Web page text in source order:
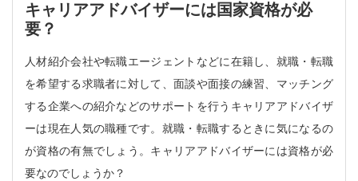
キャリアアドバイザーには国家資格が必
要？
人材紹介会社や転職エージェントなどに在籍し、就職・転職
を希望する求職者に対して、面談や面接の練習、マッチング
する企業への紹介などのサポートを行うキャリアアドバイザ
ーは現在人気の職種です。就職・転職するときに気になるの
が資格の有無でしょう。キャリアアドバイザーには資格が必
要なのでしょうか？